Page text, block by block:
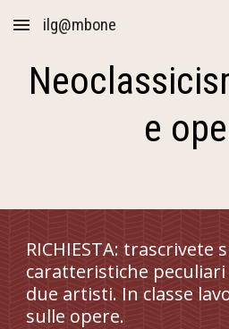
Skip to main content
ilg@mbone
e
RICHIESTA: trascrivete
caratteristiche
due artisti. In classe
sulle opere.